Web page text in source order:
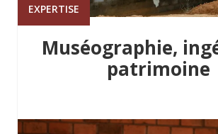
EXPERTISE
Muséographie,
patrimoine